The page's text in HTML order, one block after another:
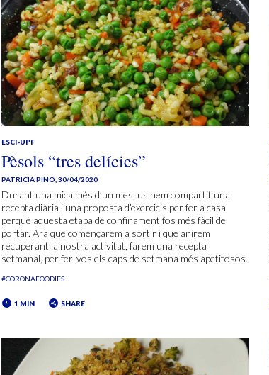
ESCI-UPF
Pèsols “tres delícies”
PATRICIA PINO 30/04/2020
Durant una mica més d’un mes, us hem compartit una
recepta diària i una proposta d’exercicis per fer a casa
perquè aquesta etapa de confinament fos més fàcil de
portar. Ara que començarem a sortir i que anirem
recuperant la nostra activitat, farem una recepta
setmanal, per fer-vos els caps de setmana més apetitosos.
#CORONAFOODIES
1 MIN SHARE